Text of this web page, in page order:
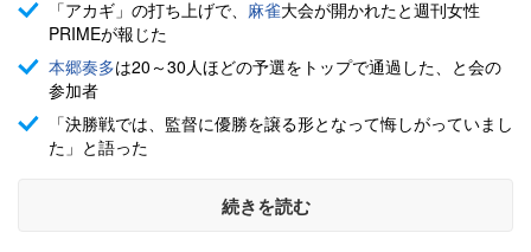
「アカギ」の打ち上げで、 麻雀大会が開かれたと週刊女性
PRIMEが報じた
本郷奏多は20～30人ほどの予選をトップで通過した、と会の
参加者
「決勝戦では、監督に優勝を譲る形となって悔しがっていまし
た」と語った
続きを読む